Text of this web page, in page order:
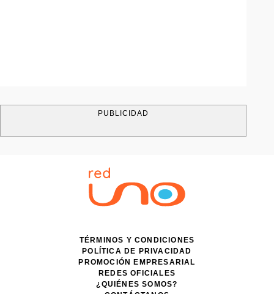
PUBLICIDAD
TÉRMINOS Y CONDICIONES
POLÍTICA DE PRIVACIDAD
PROMOCIÓN EMPRESARIAL
REDES OFICIALES
¿QUIÉNES SOMOS?